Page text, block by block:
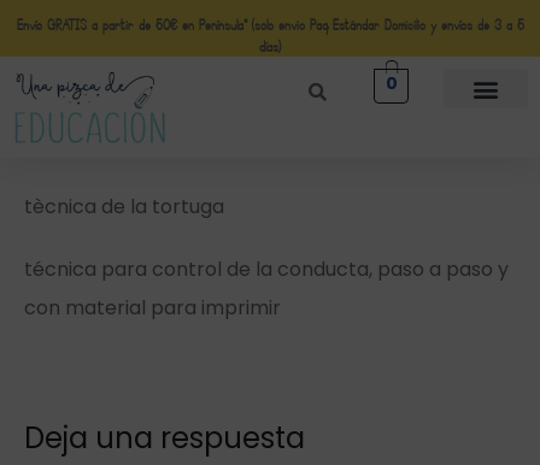
Envío GRATIS a partir de 50€ en Península* (solo envio Paq Estándar Domicilio y envíos de 3 a 5
días)
0
tècnica de la tortuga
técnica para control de la conducta, paso a paso y
con material para imprimir
Deja una respuesta